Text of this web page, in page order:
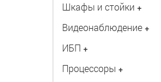
Шкафы и стойки +
Видеонаблюдение +
ИБП +
Процессоры +